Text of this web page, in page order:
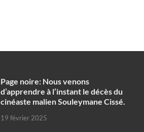
Page noire: Nous venons
d’apprendre à l’instant le décès du
cinéaste malien Souleymane Cissé.
19 février 2025